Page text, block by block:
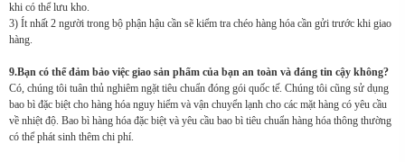
khi có thể lưu kho.
3) Ít nhất 2 người trong bộ phận hậu cần sẽ kiểm tra chéo hàng hóa cần gửi trước khi giao
hàng.
9.Bạn có thể đảm bảo việc giao sản phẩm của bạn an toàn và đáng tin cậy không?
Có, chúng tôi tuân thủ nghiêm ngặt tiêu chuẩn đóng gói quốc tế. Chúng tôi cũng sử dụng
bao bì đặc biệt cho hàng hóa nguy hiểm và vận chuyển lạnh cho các mặt hàng có yêu cầu
về nhiệt độ. Bao bì hàng hóa đặc biệt và yêu cầu bao bì tiêu chuẩn hàng hóa thông thường
có thể phát sinh thêm chi phí.